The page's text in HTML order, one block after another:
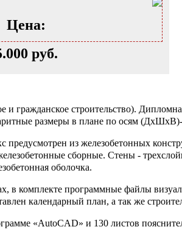
Цена:
руб.
строительство).
размеры в плане по осям
из железобетонных
сборные. Стены -
оболочка.
в комплекте программные файлы
календарный план, а так же
«AutoCAD» и 130 листов